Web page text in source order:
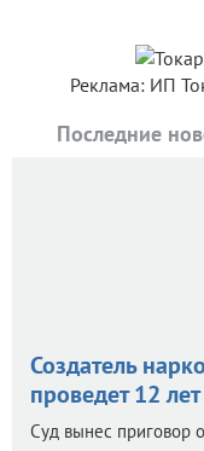
Реклама: ИП
Последние
Создатель
проведет 12
Суд вынес приговор